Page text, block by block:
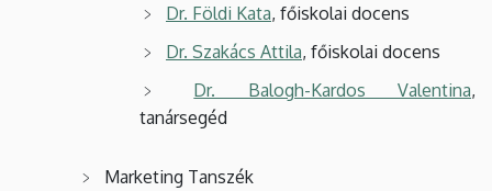
Dr. Földi Kata, főiskolai docens
Dr. Szakács Attila, főiskolai docens
Dr. Balogh-Kardos Valentina,
tanársegéd
Marketing Tanszék